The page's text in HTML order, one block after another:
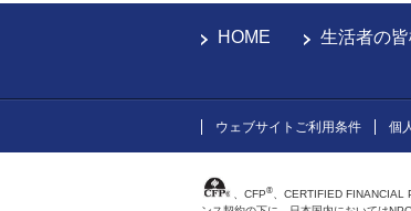
HOME 生活者の
ウェブサイトご利用条件 個
、CFP® 、CERTIFIED FINANCIAL